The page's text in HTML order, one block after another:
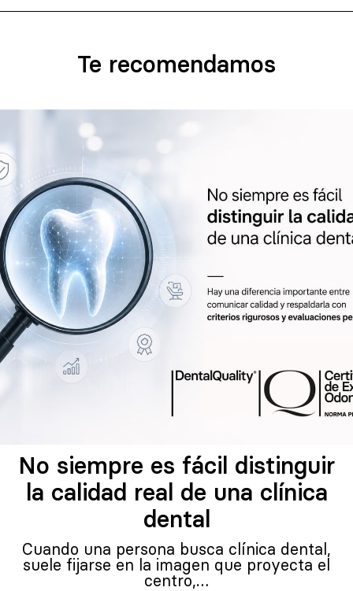
Te recomendamos
No siempre es fácil distinguir
la calidad real de una clínica
dental
Cuando una persona busca clínica dental,
suele fijarse en la imagen que proyecta el
centro,…